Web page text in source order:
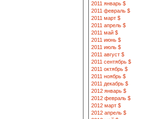
2011 январь $
2011 февраль $
2011 март $
2011 апрель $
2011 май $
2011 июнь $
2011 июль $
2011 август $
2011 сентябрь $
2011 октябрь $
2011 ноябрь $
2011 декабрь $
2012 январь $
2012 февраль $
2012 март $
2012 апрель $